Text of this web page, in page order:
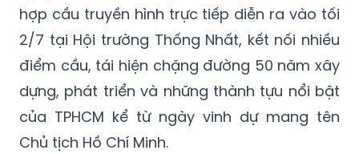
hợp cầu truyền hình trực tiếp diễn ra vào tối
2/7 tại Hội trường Thống Nhất, kết nối nhiều
điểm cầu, tái hiện chặng đường 50 năm xây
dựng, phát triển và những thành tựu nổi bật
của TPHCM kể từ ngày vinh dự mang tên
Chủ tịch Hồ Chí Minh.